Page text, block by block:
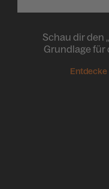
Schau dir den
Grundlage für
Entdecke